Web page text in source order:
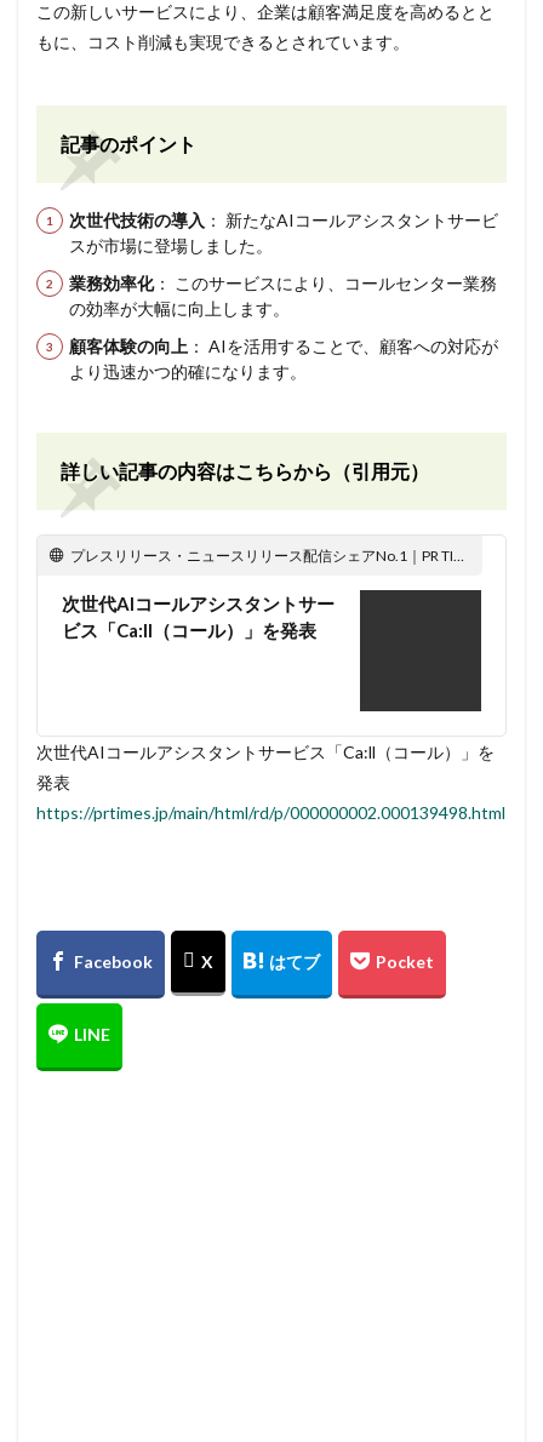
この新しいサービスにより、企業は顧客満足度を高めるとと
もに、コスト削減も実現できるとされています。
記事のポイント
次世代技術の導入 ： 新たなAIコールアシスタントサービ
スが市場に登場しました。
業務効率化： このサービスにより、コールセンター業務
の効率が大幅に向上します。
顧客体験の向上 ： AIを活用することで、顧客への対応が
より迅速かつ的確になります。
詳しい記事の内容はこちらから（引用元）
プレスリリース・ニュースリリース配信シェアNo.1｜PR TIMES
次世代AIコールアシスタントサー
ビス「Ca:ll（コール）」を発表
次世代AIコールアシスタントサービス「Ca:ll（コール）」を
発表
https://prtimes.jp/main/html/rd/p/000000002.000139498.html